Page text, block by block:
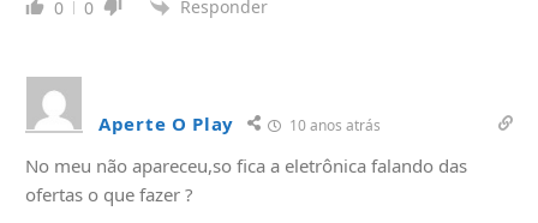
0 0 Responder
Aperte O Play 10 anos atrás
No meu não apareceu,so fica a eletrônica falando das
ofertas o que fazer ?